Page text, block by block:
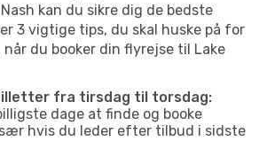
kan du sikre dig de bedste
3 vigtige tips, du skal huske på for
du booker din flyrejse til Lake
fra tirsdag til torsdag:
dage at finde og booke
hvis du leder efter tilbud i sidste